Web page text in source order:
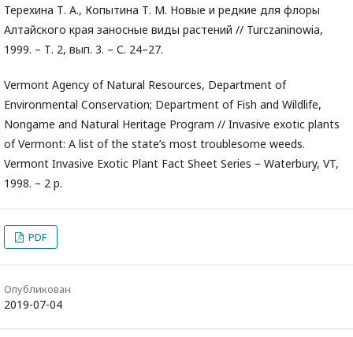
Терехина Т. А., Копытина Т. М. Новые и редкие для флоры
Алтайского края заносные виды растений // Turczaninowia,
1999. – Т. 2, вып. 3. – С. 24–27.
Vermont Agency of Natural Resources, Department of
Environmental Conservation; Department of Fish and Wildlife,
Nongame and Natural Heritage Program // Invasive exotic plants
of Vermont: A list of the state’s most troublesome weeds.
Vermont Invasive Exotic Plant Fact Sheet Series – Waterbury, VT,
1998. – 2 p.
PDF
Опубликован
2019-07-04